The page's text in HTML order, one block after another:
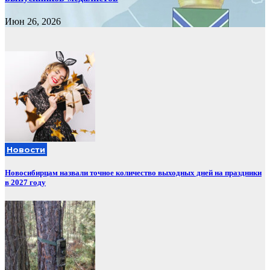
Июн 26, 2026
Новости
Новосибирцам назвали точное количество выходных дней на праздники
в 2027 году